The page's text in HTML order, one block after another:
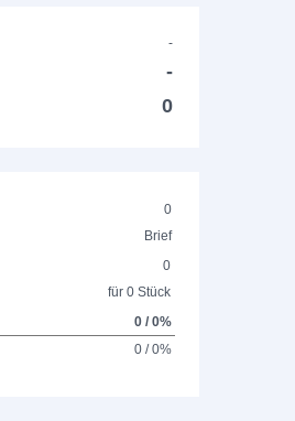
-
-
0
0
Brief
0
für 0 Stück
0 / 0%
0 / 0%